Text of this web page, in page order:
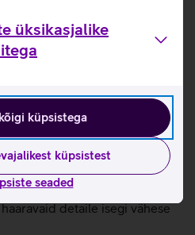
üksikasjalike
küpsistega
küpsistest
seaded
võimaldab käsitsi
Nutitelefon on
millega saad kasutada
Telia TV-d).
Dimensity 8500 Ultra
pildistamise uuele tasemele.
objektiiv taastab täpselt värvid
detaile isegi vähese